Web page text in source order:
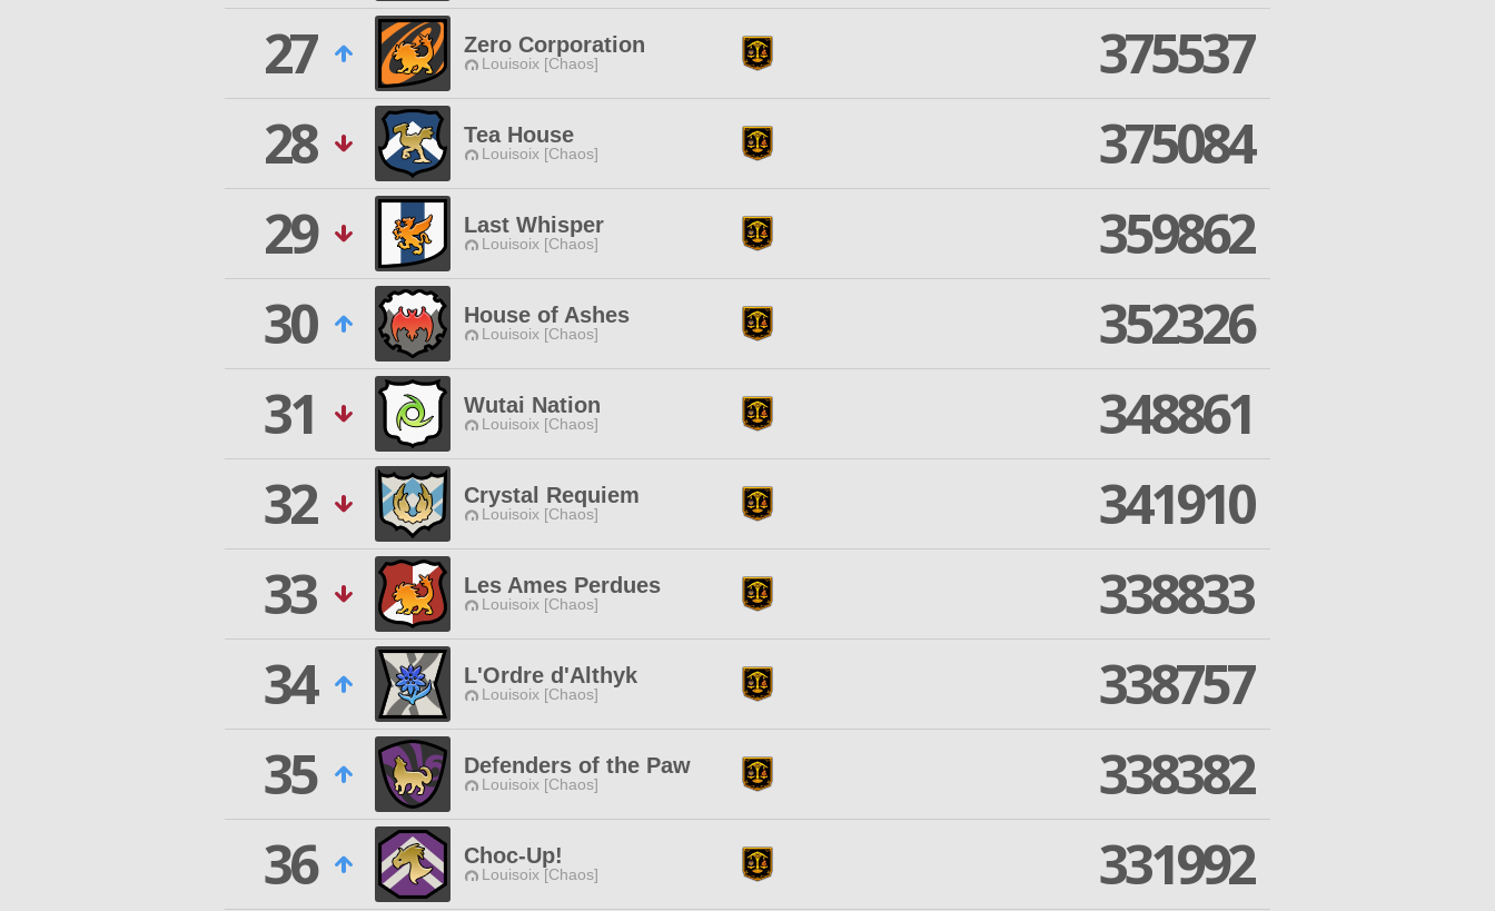
27
Zero Corporation
Louisoix [Chaos]
375537
28
Tea House
Louisoix [Chaos]
375084
29
Last Whisper
Louisoix [Chaos]
359862
30
House of Ashes
Louisoix [Chaos]
352326
31
Wutai Nation
Louisoix [Chaos]
348861
32
Crystal Requiem
Louisoix [Chaos]
341910
33
Les Ames Perdues
Louisoix [Chaos]
338833
34
L'Ordre d'Althyk
Louisoix [Chaos]
338757
35
Defenders of the Paw
Louisoix [Chaos]
338382
36
Choc-Up!
Louisoix [Chaos] 331992